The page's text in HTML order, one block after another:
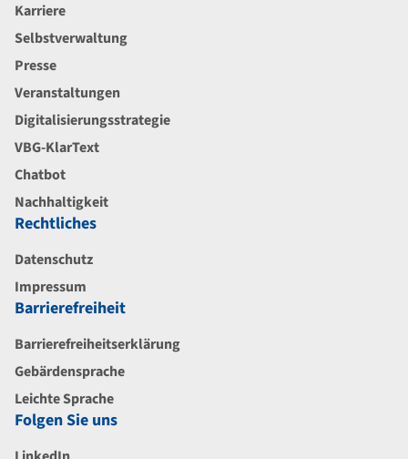
Karriere
Selbstverwaltung
Presse
Veranstaltungen
Digitalisierungsstrategie
VBG-KlarText
Chatbot
Nachhaltigkeit
Rechtliches
Datenschutz
Impressum
Barrierefreiheit
Barrierefreiheitserklärung
Gebärdensprache
Leichte Sprache
Folgen Sie uns